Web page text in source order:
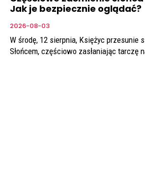
Jak je bezpiecznie oglądać?
2026-08-03
W środę, 12 sierpnia, Księżyc przesunie
Słońcem, częściowo zasłaniając tarczę